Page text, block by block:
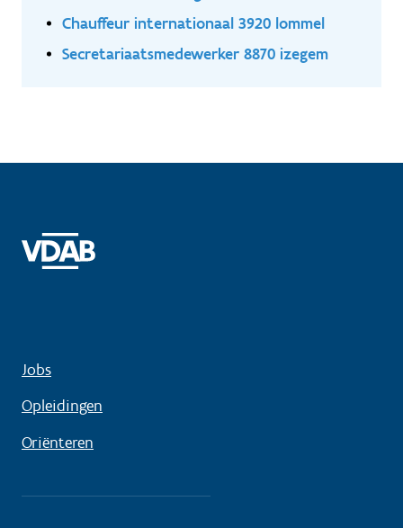
Chauffeur internationaal 3920 lommel
Secretariaatsmedewerker 8870 izegem
Jobs
Opleidingen
Oriënteren